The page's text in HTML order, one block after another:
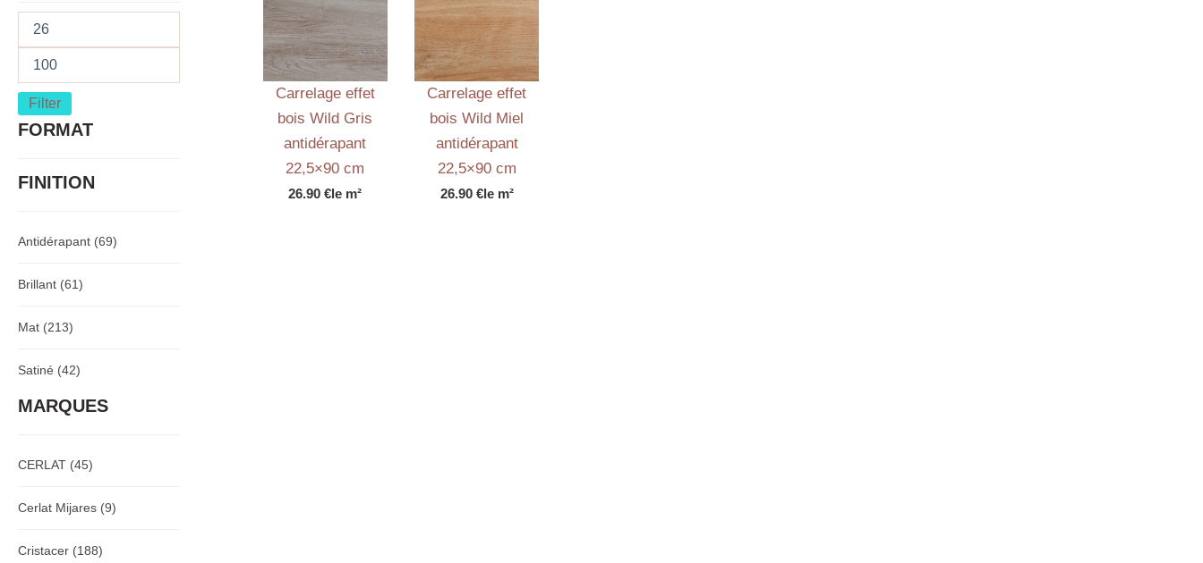
Filter
FORMAT
FINITION
Antidérapant (69)
Brillant (61)
Mat (213)
Satiné (42)
MARQUES
CERLAT (45)
Cerlat Mijares (9)
Cristacer (188)
Carrelage effet
bois Wild Gris
antidérapant
22,5×90 cm
26.90€le m²
Carrelage effet
bois Wild Miel
antidérapant
22,5×90 cm
26.90 €le m²